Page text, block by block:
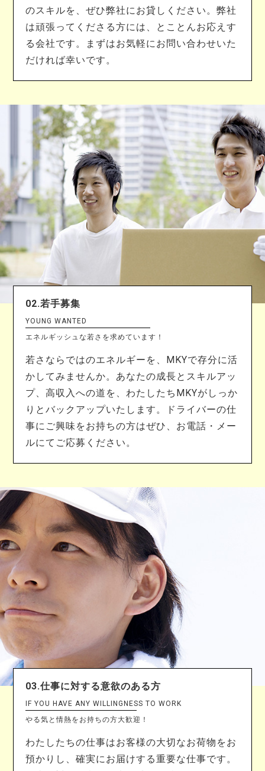
のスキルを、ぜひ弊社にお貸しください。弊社
は頑張ってくださる方には、とことんお応えす
る会社です。まずはお気軽にお問い合わせいた
だければ幸いです。
02.若手募集
YOUNG WANTED
エネルギッシュな若さを求めています！
若さならではのエネルギーを、MKYで存分に活
かしてみませんか。あなたの成長とスキルアッ
プ、高収入への道を、わたしたちMKYがしっか
りとバックアップいたします。ドライバーの仕
事にご興味をお持ちの方はぜひ、お電話・メー
ルにてご応募ください。
03.仕事に対する意欲のある方
IF YOU HAVE ANY WILLINGNESS TO WORK
やる気と情熱をお持ちの方大歓迎！
わたしたちの仕事はお客様の大切なお荷物をお
預かりし、確実にお届けする重要な仕事です。